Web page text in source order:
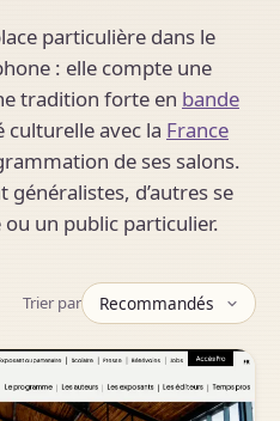
particulière dans le
: elle compte une
tradition forte en bande
avec la France
de ses salons.
d’autres se
un public particulier.
Trier par